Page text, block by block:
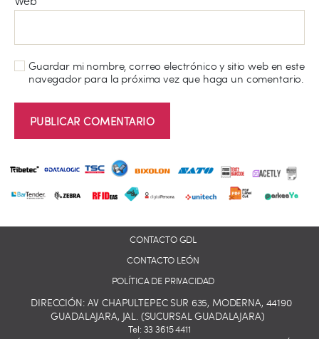
Guardar mi nombre, correo electrónico y sitio web en este
navegador para la próxima vez que haga un comentario.
CONTACTO GDL
CONTACTO LEÓN
POLÍTICA DE PRIVACIDAD
DIRECCIÓN: AV CHAPULTEPEC SUR 635, MODERNA, 44190
GUADALAJARA, JAL. (SUCURSAL GUADALAJARA)
Tel: 33 3615 4411